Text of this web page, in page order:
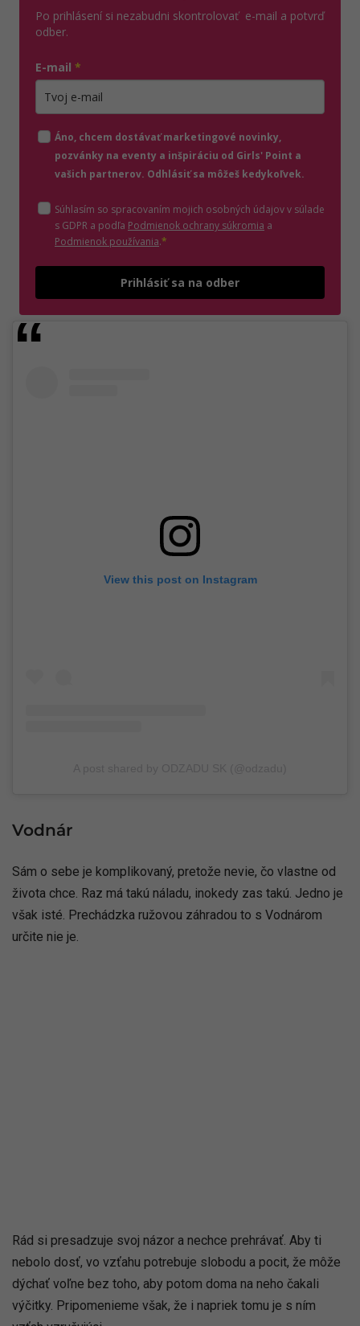
Po prihlásení si nezabudni skontrolovať e-mail a potvrď
odber.
E-mail *
Áno, chcem dostávať marketingové novinky,
pozvánky na eventy a inšpiráciu od Girls' Point a
vašich partnerov. Odhlásiť sa môžeš kedykoľvek.
Súhlasím so spracovaním mojich osobných údajov v súlade
s GDPR a podľa Podmienok ochrany súkromia (otvorí sa v novom
a
Podmienok používania(otvorí sa v novom okne)
.*
Prihlásiť sa na odber
View this post on Instagram
Vodnár
Sám o sebe je komplikovaný, pretože nevie, čo vlastne od
života chce. Raz má takú náladu, inokedy zas takú. Jedno je
však isté. Prechádzka ružovou záhradou to s Vodnárom
určite nie je.
Rád si presadzuje svoj názor a nechce prehrávať. Aby ti
nebolo dosť, vo vzťahu potrebuje slobodu a pocit, že môže
dýchať voľne bez toho, aby potom doma na neho čakali
výčitky. Pripomenieme však, že i napriek tomu je s ním